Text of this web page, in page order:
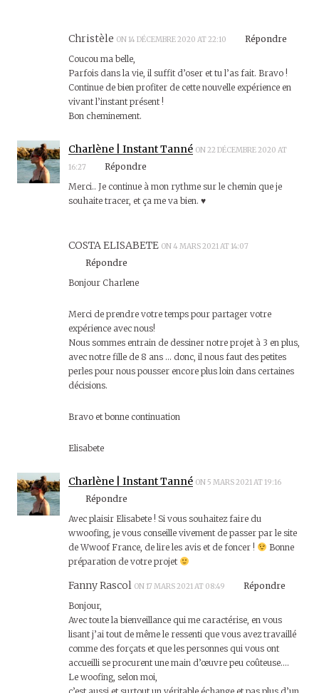
Christèle ON 14 DÉCEMBRE 2020 AT 22:10
Répondre
Coucou ma belle,
Parfois dans la vie, il suffit d’oser et tu l’as fait. Bravo !
Continue de bien profiter de cette nouvelle expérience en
vivant l’instant présent !
Bon cheminement.
Charlène | Instant Tanné ON 22 DÉCEMBRE 2020 AT
16:27
Répondre
Merci.. Je continue à mon rythme sur le chemin que je
souhaite tracer, et ça me va bien. ♥
COSTA ELISABETE ON 4 MARS 2021 AT 14:07
Répondre
Bonjour Charlene
Merci de prendre votre temps pour partager votre
expérience avec nous!
Nous sommes entrain de dessiner notre projet à 3 en plus,
avec notre fille de 8 ans … donc, il nous faut des petites
perles pour nous pousser encore plus loin dans certaines
décisions.
Bravo et bonne continuation
Elisabete
Charlène | Instant Tanné ON 5 MARS 2021 AT 19:16
Répondre
Avec plaisir Elisabete ! Si vous souhaitez faire du
wwoofing, je vous conseille vivement de passer par le site
de Wwoof France, de lire les avis et de foncer !
Bonne
préparation de votre projet
Fanny Rascol ON 17 MARS 2021 AT 08:49
Répondre
Bonjour,
Avec toute la bienveillance qui me caractérise, en vous
lisant j’ai tout de même le ressenti que vous avez travaillé
comme des forçats et que les personnes qui vous ont
accueilli se procurent une main d’œuvre peu coûteuse….
Le woofing, selon moi,